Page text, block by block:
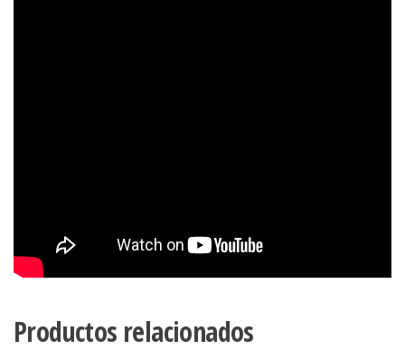
Productos relacionados